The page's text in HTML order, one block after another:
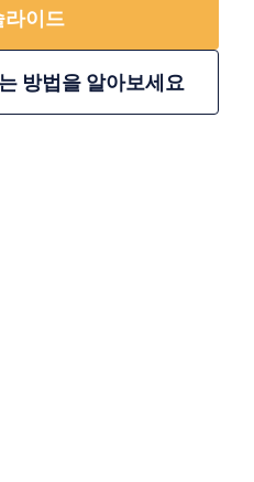
이드
방법을 알아보세요